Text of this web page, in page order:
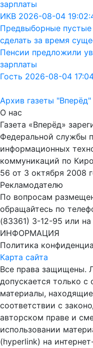
зарплаты
ИКВ 2026-08-04
Предвыборные
сделать за время
Пенсии предложили
зарплаты
Гость 2026-08-04
Архив газеты "Вперёд"
О нас
Газета «Вперёд»
Федеральной службы
информационных
коммуникаций по
56 от 3 октября 2008
Рекламодателю
По вопросам
обращайтесь по
(83361) 3-12-95 или
ИНФОРМАЦИЯ
Политика
Карта сайта
Все права защищены.
допускается только с
материалы,
соответствии с
авторском праве и
использовании
(hyperlink) на